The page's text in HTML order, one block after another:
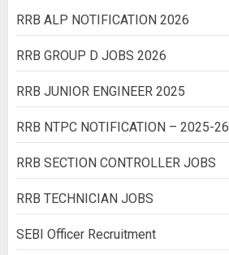
RRB ALP NOTIFICATION 2026
RRB GROUP D JOBS 2026
RRB JUNIOR ENGINEER 2025
RRB NTPC NOTIFICATION – 2025-26
RRB SECTION CONTROLLER JOBS
RRB TECHNICIAN JOBS
SEBI Officer Recruitment